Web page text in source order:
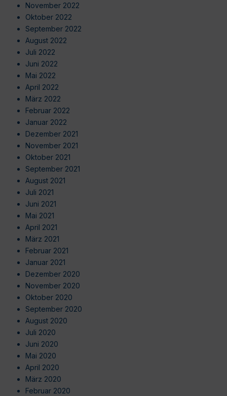
November 2022
Oktober 2022
September 2022
August 2022
Juli 2022
Juni 2022
Mai 2022
April 2022
März 2022
Februar 2022
Januar 2022
Dezember 2021
November 2021
Oktober 2021
September 2021
August 2021
Juli 2021
Juni 2021
Mai 2021
April 2021
März 2021
Februar 2021
Januar 2021
Dezember 2020
November 2020
Oktober 2020
September 2020
August 2020
Juli 2020
Juni 2020
Mai 2020
April 2020
März 2020
Februar 2020